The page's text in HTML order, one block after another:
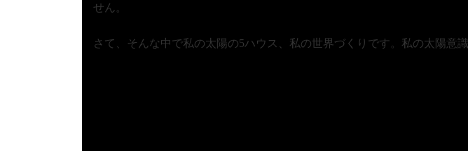
せん。
さて、そんな中で私の太陽の5ハウス、私の世界づくりです。私の太陽意